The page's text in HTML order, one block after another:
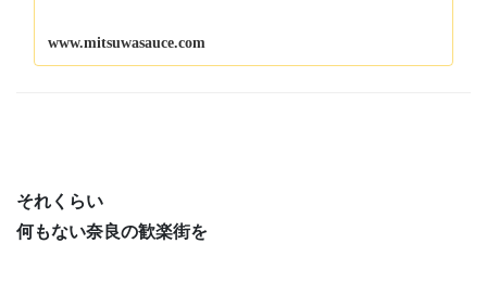
www.mitsuwasauce.com
それくらい
何もない奈良の歓楽街を